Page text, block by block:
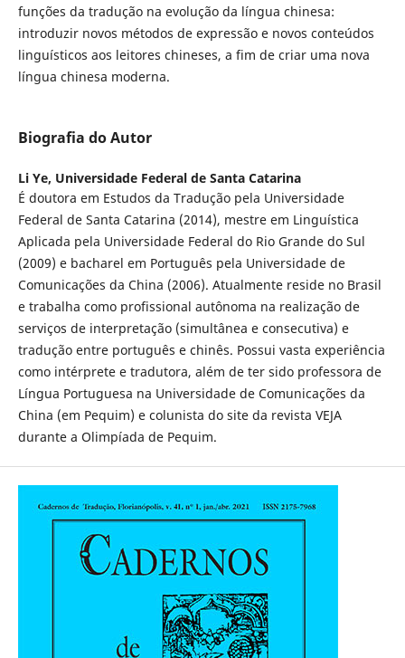
funções da tradução na evolução da língua chinesa:
introduzir novos métodos de expressão e novos conteúdos
linguísticos aos leitores chineses, a fim de criar uma nova
língua chinesa moderna.
Biografia do Autor
Li Ye, Universidade Federal de Santa Catarina
É doutora em Estudos da Tradução pela Universidade
Federal de Santa Catarina (2014), mestre em Linguística
Aplicada pela Universidade Federal do Rio Grande do Sul
(2009) e bacharel em Português pela Universidade de
Comunicações da China (2006). Atualmente reside no Brasil
e trabalha como profissional autônoma na realização de
serviços de interpretação (simultânea e consecutiva) e
tradução entre português e chinês. Possui vasta experiência
como intérprete e tradutora, além de ter sido professora de
Língua Portuguesa na Universidade de Comunicações da
China (em Pequim) e colunista do site da revista VEJA
durante a Olimpíada de Pequim.